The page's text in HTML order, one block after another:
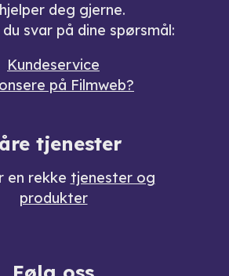
deg gjerne.
svar på dine spørsmål:
Kundeservice
på Filmweb?
tjenester
en rekke tjenester og
produkter